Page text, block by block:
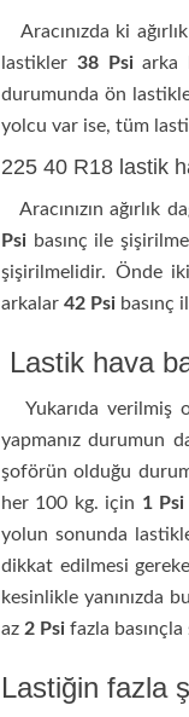
Aracınızda ki
lastikler 38 Psiarka
durumunda ön
yolcu var ise, tüm
225 40 R18 lastik
Aracınızın ağırlık
Psi basınç ile
şişirilmelidir. Önde
arkalar 42 Psi basınç
Lastik hava
Yukarıda verilmiş
yapmanız durumun
şoförün olduğu
her 100 kg. için 1 Psi
yolun sonunda
dikkat edilmesi
kesinlikle yanınızda
az 2 Psi fazla
Lastiğin fazla